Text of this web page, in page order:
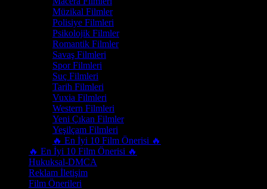
Müzikal Filmler
Polisiye Filmleri
Psikolojik Filmler
Romantik Filmler
Savaş Filmleri
Spor Filmleri
Suç Filmleri
Tarih Filmleri
Vuxia Filmleri
Western Filmleri
Yeni Çıkan Filmler
Yeşilçam Filmleri
🔥 En İyi 10 Film Önerisi 🔥
🔥 En İyi 10 Film Önerisi 🔥
Hukuksal-DMCA
Reklam İletişim
Film Önerileri